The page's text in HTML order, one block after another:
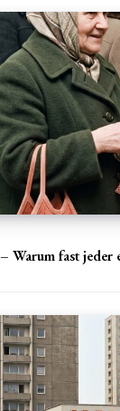
Warum fast jeder